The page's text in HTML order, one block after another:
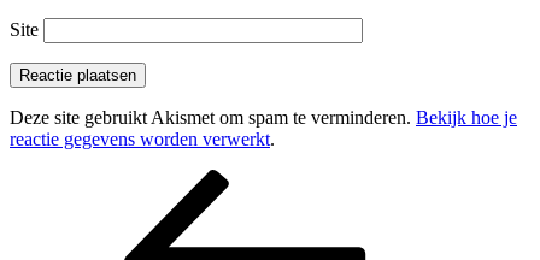
Site
Deze site gebruikt Akismet om spam te verminderen. Bekijk hoe je
reactie gegevens worden verwerkt.